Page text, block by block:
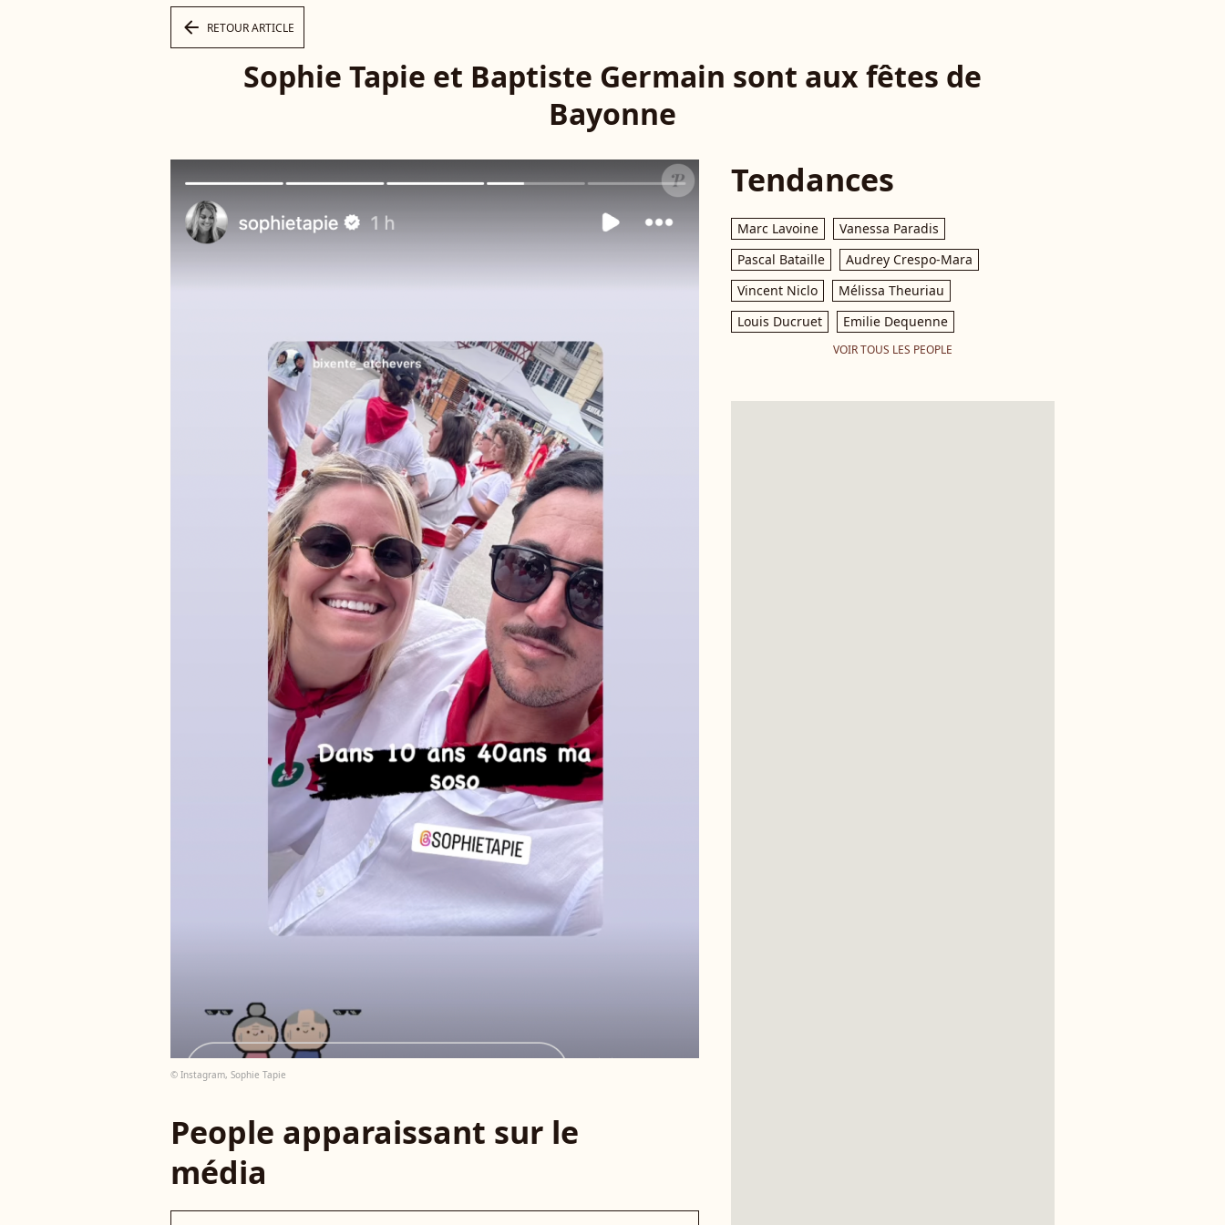
arrow_left RETOUR ARTICLE
Sophie Tapie et Baptiste Germain sont aux fêtes de
Bayonne
© Instagram, Sophie Tapie
People apparaissant sur le
média
Tendances
Marc Lavoine
Vanessa Paradis
Pascal Bataille
Audrey Crespo-Mara
Vincent Niclo
Mélissa Theuriau
Louis Ducruet
Emilie Dequenne
VOIR TOUS LES PEOPLE